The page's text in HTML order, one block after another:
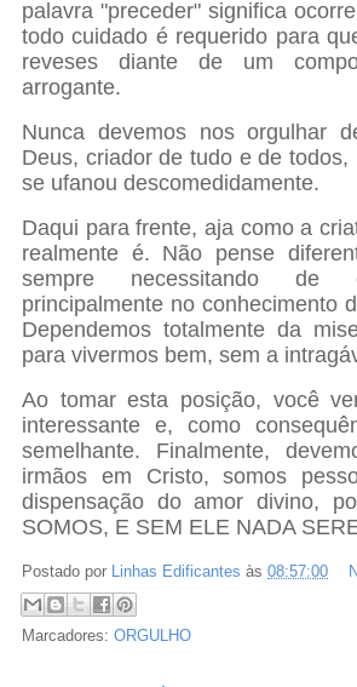
palavra "preceder" significa
todo cuidado é requerido para
reveses diante de um
arrogante.
Nunca devemos nos orgulhar
Deus, criador de tudo e de
se ufanou descomedidamente.
Daqui para frente, aja como a
realmente é. Não pense
sempre necessitando de
principalmente no conhecimento
Dependemos totalmente da
para vivermos bem, sem a
Ao tomar esta posição, você
interessante e, como
semelhante. Finalmente,
irmãos em Cristo, somos
dispensação do amor divino,
SOMOS, E SEM ELE NADA
Postado por Linhas Edificantes às 08:57:00
Marcadores: ORGULHO